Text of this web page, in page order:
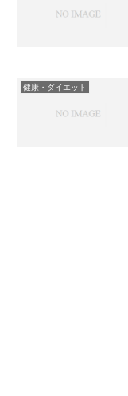
健康・ダイエット